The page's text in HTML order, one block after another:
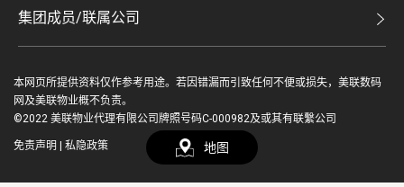
登入 / 注册
繁 EN 地图
豪宅分行
查询热线
联络我们
缴款方式
豪宅资讯
美善会
集团成员/联属公司
鋑联控股*
美联工商铺*
本网页所提供资料仅作参考用途。若因错漏而引致任何不便或损失，美联数码
网及美联物业概不负责。
©2022 美联物业代理有限公司牌照号码C-000982及或其有联繫公司
免责声明 私隐政策